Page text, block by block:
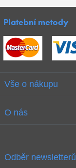
Platební metody
Vše o nákupu
Obchodní podmínky
O nás
Odběr newsletterů